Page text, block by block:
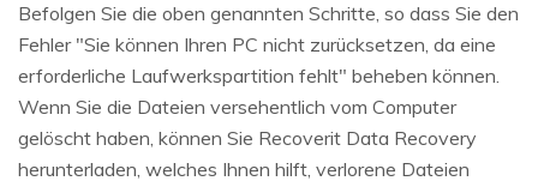
Befolgen Sie die oben genannten Schritte, so dass Sie den
Fehler "Sie können Ihren PC nicht zurücksetzen, da eine
erforderliche Laufwerkspartition fehlt" beheben können.
Wenn Sie die Dateien versehentlich vom Computer
gelöscht haben, können Sie Recoverit Data Recovery
herunterladen, welches Ihnen hilft, verlorene Dateien